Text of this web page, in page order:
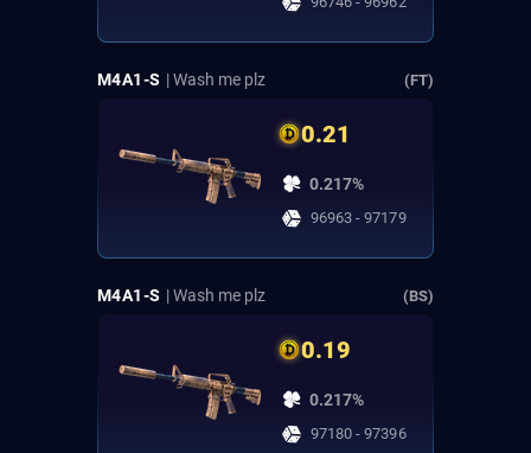
M4A1-S | Wash me plz (FT)
0.21
0.217%
96963 - 97179
M4A1-S | Wash me plz (BS)
0.19
0.217%
97180 - 97396